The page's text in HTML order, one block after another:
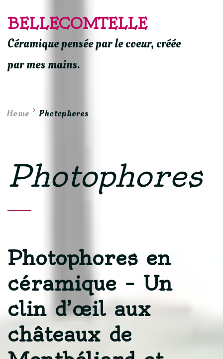
BELLECOMTELLE
Céramique pensée par le coeur, créée
par mes mains.
Home Photophores
Photophores
Photophores en
céramique – Un
clin d’œil aux
châteaux de